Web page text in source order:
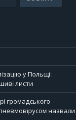
у Польщі:
листи
громадського
назвали